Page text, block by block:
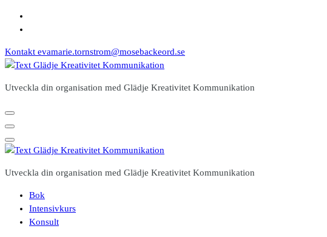
Hoppa
Kontakt evamarie.tornstrom@mosebackeord.se
Utveckla din organisation med Glädje Kreativitet Kommunikation
Utveckla din organisation med Glädje Kreativitet Kommunikation
Bok
Intensivkurs
Konsult